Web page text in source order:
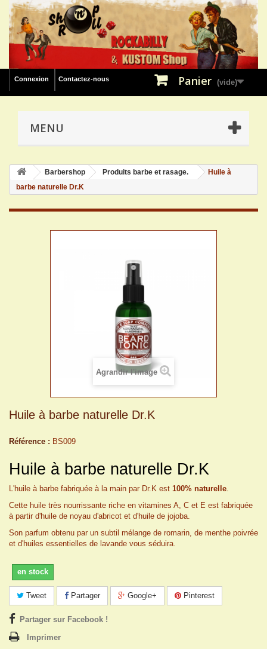
Connexion Contactez-nous Panier (vide)
MENU
Barbershop Produits barbe et rasage.
Huile à
barbe naturelle Dr.K
Agrandir l'image
Huile à barbe naturelle Dr.K
Référence : BS009
Huile à barbe naturelle Dr.K
L'huile à barbe fabriquée à la main par Dr.K est 100% naturelle
Cette huile très nourrissante riche en vitamines A, C et E est fabriquée
à partir d'huile de noyau d'abricot et d'huile de jojoba.
Son parfum obtenu par un subtil mélange de romarin, de menthe poivrée
et d'huiles essentielles de lavande vous séduira.
en stock
Tweet Partager Google+ Pinterest
Partager sur Facebook !
Imprimer